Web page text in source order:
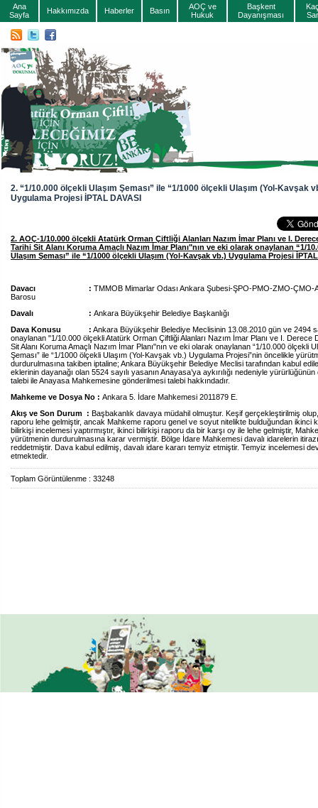
Ana
Sayfa
Hakkımızda Haberler Basın
AOÇ ve
Hukuk
Başkent
Dayanışması
2. “1/10.000 ölçekli Ulaşım Şeması” ile “1/1000 ölçekli Ulaşım (Yol-Kavşak
Uygulama Projesi İPTAL DAVASI
2. AOÇ-1/10.000 ölçekli Atatürk Orman Çiftliği Alanları Nazım İmar Planı ve I.
Tarihi Sit Alanı Koruma Amaçlı Nazım İmar Planı"nın ve eki olarak onaylanan “1/
Ulaşım Şeması” ile “1/1000 ölçekli Ulaşım (Yol-Kavşak vb.) Uygulama Projesi
Davacı : TMMOB Mimarlar Odası Ankara Şubesi-ŞPO-PMO-ZMO-ÇMO-
Barosu
Davalı : Ankara Büyükşehir Belediye Başkanlığı
Dava Konusu : Ankara Büyükşehir Belediye Meclisinin 13.08.2010 gün ve 2494
onaylanan "1/10.000 ölçekli Atatürk Orman Çiftliği Alanları Nazım İmar Planı ve I. Derece
Sit Alanı Koruma Amaçlı Nazım İmar Planı"nın ve eki olarak onaylanan “1/10.000 ölçekli
Şeması” ile “1/1000 ölçekli Ulaşım (Yol-Kavşak vb.) Uygulama Projesi”nin öncelikle
durdurulmasına takiben iptaline; Ankara Büyükşehir Belediye Meclisi tarafından kabul
eklerinin dayanağı olan 5524 sayılı yasanın Anayasa’ya aykırılığı nedeniyle
talebi ile Anayasa Mahkemesine gönderilmesi talebi hakkındadır.
Mahkeme ve Dosya No : Ankara 5. İdare Mahkemesi 2011879 E.
Akış ve Son Durum : Başbakanlık davaya müdahil olmuştur. Keşif gerçekleştirilmiş
raporu lehe gelmiştir, ancak Mahkeme raporu genel ve soyut nitelikte bulduğundan ikinci
bilirkişi incelemesi yaptırmıştır, ikinci bilirkişi raporu da bir karşı oy ile lehe gelmiştir,
yürütmenin durdurulmasına karar vermiştir. Bölge İdare Mahkemesi davalı idarelerin
reddetmiştir. Dava kabul edilmiş, davalı idare kararı temyiz etmiştir. Temyiz incelemesi
etmektedir.
Toplam Görüntülenme : 33248